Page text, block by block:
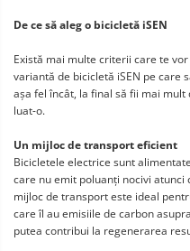
De ce să aleg o bicicletă iSEN
Există mai multe criterii care te
variantă de bicicletă iSEN pe care
așa fel încât, la final să fii mai
luat-o.
Un mijloc de transport eficient
Bicicletele electrice sunt
care nu emit poluanți nocivi atunci
mijloc de transport este ideal
care îl au emisiile de carbon
putea contribui la regenerarea